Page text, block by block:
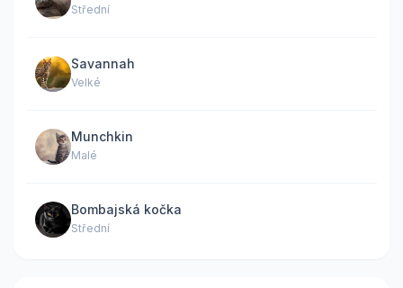
Střední
Savannah
Velké
Munchkin
Malé
Bombajská kočka
Střední